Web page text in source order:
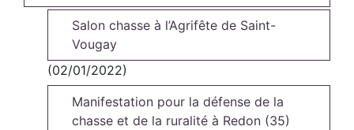
Salon chasse à l’Agrifête de Saint-
Vougay
(02/01/2022)
Manifestation pour la défense de la
chasse et de la ruralité à Redon (35)